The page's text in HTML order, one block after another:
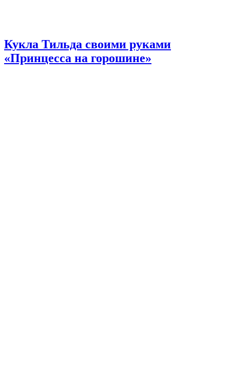
Кукла Тильда своими руками
«Принцесса на горошине»